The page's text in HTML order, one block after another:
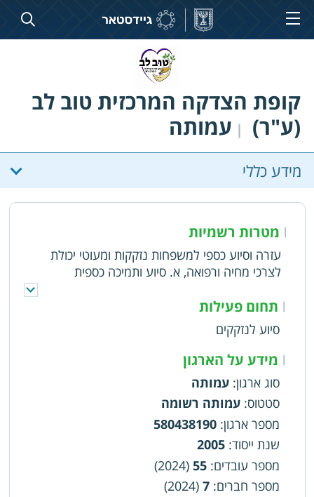
קופת הצדקה המרכזית טוב לב
(ע"ר)
| עמותה
מידע כללי
| מטרות רשמיות
עזרה וסיוע כספי למשפחות נזקקות ומעוטי יכולת
לצרכי מחיה ורפואה, א. סיוע ותמיכה כספית
רפואה ורווחה. ב. הקמה, ניהול והחזקה של בתי
תמחוי, ומתן סיוע במזון לנזקקים. ג. סיוע בהשגת
קורת גג למעוטי יכולת. ד. הקמה והפעלה של אולם
שמחות למעוטי יכולת, סיוע ופעילות לעולים לקליטה
| תחום פעילות
סיוע לנזקקים
| מידע על הארגון
סוג ארגון: עמותה
סטטוס: עמותה רשומה
מספר ארגון:
580438190
שנת ייסוד:
2005
מספר עובדים:
55
(2024)
מספר חברים:
7
(2024)